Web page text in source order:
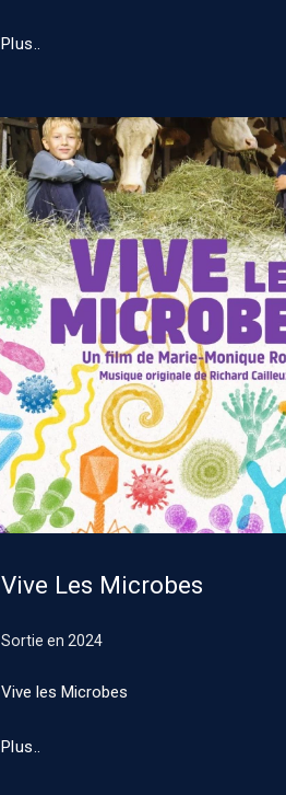
Plus..
Vive Les Microbes
Sortie en 2024
Vive les Microbes
Plus..